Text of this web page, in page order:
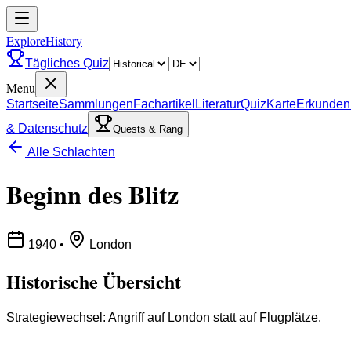
ExploreHistory
Tägliches Quiz
Menu
StartseiteSammlungenFachartikel LiteraturQuizKarteErkunden
& Datenschutz
Quests & Rang
Alle Schlachten
Beginn des Blitz
1940 • London
Historische Übersicht
Strategiewechsel: Angriff auf London statt auf Flugplätze.